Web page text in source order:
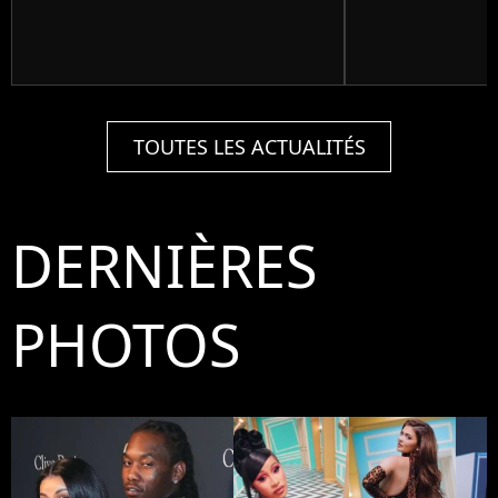
TOUTES LES ACTUALITÉS
DERNIÈRES
PHOTOS